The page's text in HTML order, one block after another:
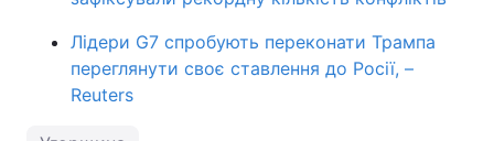
Лідери G7 спробують переконати Трампа
переглянути своє ставлення до Росії, –
Reuters